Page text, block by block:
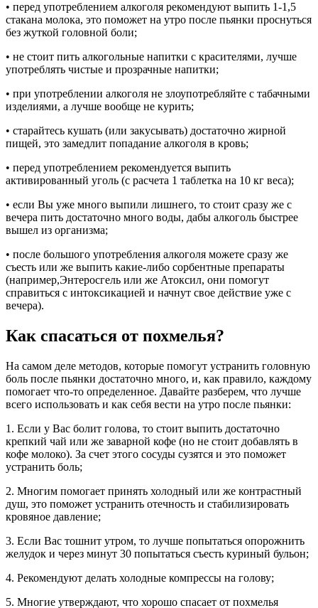
• перед употреблением алкоголя рекомендуют выпить 1-1,5
стакана молока, это поможет на утро после пьянки проснуться
без жуткой головной боли;
• не стоит пить алкогольные напитки с красителями, лучше
употреблять чистые и прозрачные напитки;
• при употреблении алкоголя не злоупотребляйте с табачными
изделиями, а лучше вообще не курить;
• старайтесь кушать (или закусывать) достаточно жирной
пищей, это замедлит попадание алкоголя в кровь;
• перед употреблением рекомендуется выпить
активированный уголь (с расчета 1 таблетка на 10 кг веса);
• если Вы уже много выпили лишнего, то стоит сразу же с
вечера пить достаточно много воды, дабы алкоголь быстрее
вышел из организма;
• после большого употребления алкоголя можете сразу же
съесть или же выпить какие-либо сорбентные препараты
(например,Энтеросгель или же Атоксил, они помогут
справиться с интоксикацией и начнут свое действие уже с
вечера).
Как спасаться от похмелья?
На самом деле методов, которые помогут устранить головную
боль после пьянки достаточно много, и, как правило, каждому
помогает что-то определенное. Давайте разберем, что лучше
всего использовать и как себя вести на утро после пьянки:
1. Если у Вас болит голова, то стоит выпить достаточно
крепкий чай или же заварной кофе (но не стоит добавлять в
кофе молоко). За счет этого сосуды сузятся и это поможет
устранить боль;
2. Многим помогает принять холодный или же контрастный
душ, это поможет устранить отечность и стабилизировать
кровяное давление;
3. Если Вас тошнит утром, то лучше попытаться опорожнить
желудок и через минут 30 попытаться съесть куриный бульон;
4. Рекомендуют делать холодные компрессы на голову;
5. Многие утверждают, что хорошо спасает от похмелья